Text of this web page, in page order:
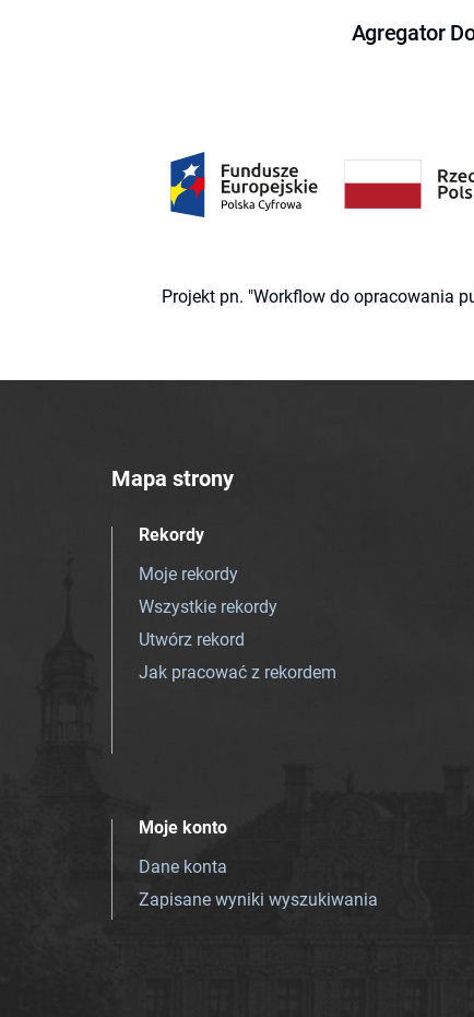
Agregator
Projekt pn. "Workflow do opracowania
Mapa strony
Rekordy
Moje rekordy
Wszystkie rekordy
Utwórz rekord
Jak pracować z rekordem
Moje konto
Dane konta
Zapisane wyniki wyszukiwania